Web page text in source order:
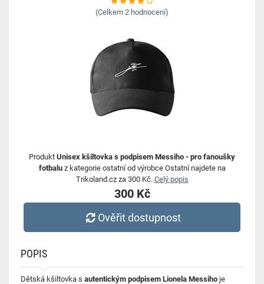
(Celkem 2 hodnocení)
Produkt Unisex kšiltovka s podpisem Messiho - pro fanoušky
fotbaluz kategorie ostatní od výrobce Ostatní najdete na
Trikoland.cz za 300 Kč. Celý popis
300 Kč
Ověřit dostupnost
POPIS
Dětská kšiltovka s autentickým podpisem Lionela Messiho je